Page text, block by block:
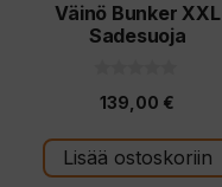
Väinö Bunker XXL
Sadesuoja
s
t
ä
139,00 €
Lisää ostoskoriin